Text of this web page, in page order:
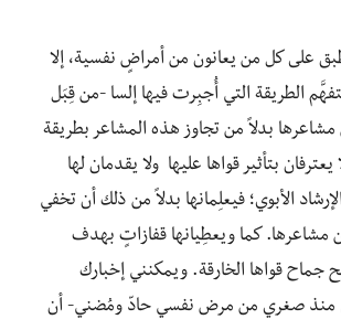
على كل من يعانون من أمراضٍ نفسية، إلا
الطريقة التي أُجبِرت فيها إلسا -من قِبَل
بدلاً من تجاوز هذه المشاعر بطريقة
بتأثير قواها عليها ولا يقدمان لها
الأبوي؛ فيعلِمانها بدلاً من ذلك أن تخفي
مشاعرها. كما ويعطِيانها قفازاتٍ بهدف
جماح قواها الخارقة. ويمكنني إخبارك
منذ صغري من مرض نفسي حادّ ومُضني- أن